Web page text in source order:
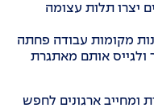
יצרו תלות עצומה
מקומות עבודה פחתה
אותם מאתגרת
ומחייב ארגונים לחפש